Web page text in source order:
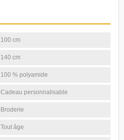
100 cm
140 cm
100 % polyamide
Cadeau personnalisable
Broderie
Tout âge